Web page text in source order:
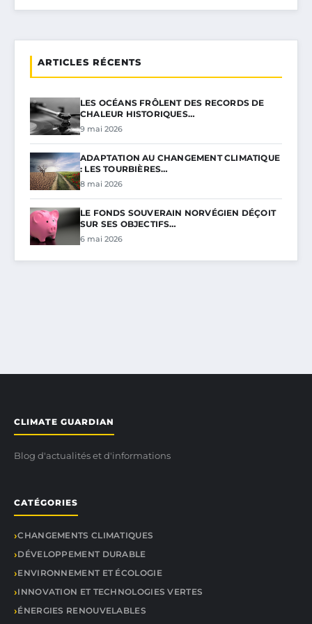
ARTICLES RÉCENTS
LES OCÉANS FRÔLENT DES RECORDS DE
CHALEUR HISTORIQUES…
9 mai 2026
ADAPTATION AU CHANGEMENT CLIMATIQUE
: LES TOURBIÈRES…
8 mai 2026
LE FONDS SOUVERAIN NORVÉGIEN DÉÇOIT
SUR SES OBJECTIFS…
6 mai 2026
CLIMATE GUARDIAN
Blog d'actualités et d'informations
CATÉGORIES
CHANGEMENTS CLIMATIQUES
DÉVELOPPEMENT DURABLE
ENVIRONNEMENT ET ÉCOLOGIE
INNOVATION ET TECHNOLOGIES VERTES
ÉNERGIES RENOUVELABLES